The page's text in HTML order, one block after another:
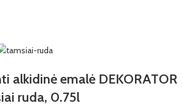
alkidinė emalė DEKORATOR
ruda, 0.75l